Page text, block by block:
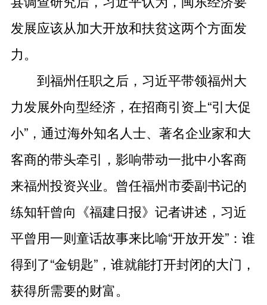
发展应该从加大开放和扶贫这两个方面发
力。
到福州任职之后，习近平带领福州大
力发展外向型经济，在招商引资上“引大促
小”，通过海外知名人士、著名企业家和大
客商的带头牵引，影响带动一批中小客商
来福州投资兴业。曾任福州市委副书记的
练知轩曾向《福建日报》记者讲述，习近
平曾用一则童话故事来比喻“开放开发”：谁
得到了“金钥匙”，谁就能打开封闭的大门，
获得所需要的财富。